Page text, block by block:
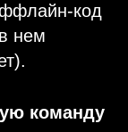
код
нем
команду